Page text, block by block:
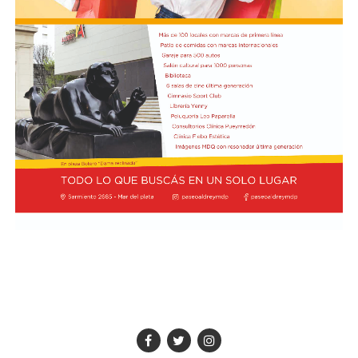
2004 durante el Congreso Agustiniano de Teología, y
desde entonces, el estadounidense ha regresado al país
en marzo de 2013.
"Varias veces tuve ocasión de conocerle y hablar con él",
recordó Prevost sobre Bergoglio. Ahora, como Papa,
regresará a la Argentina con San Lorenzo a la
expectativa de una decisión del Vaticano que podría
quedar grabada en la historia del club.
fricción diplomática originada por las declaraciones
de Javier Milei hacia su par brasileño, Lula da Silva. Esta
situación derivó en el retiro del embajador brasileño en
Buenos Aires, Julio Bitelli.
Desde el Palacio del Planalto, el canciller Mauro
Vieira calificó los insultos del mandatario argentino
como "graves e inaceptables". Por su parte, Brasil decidió
reducir su representación en el país al nivel de
encargado de negocios.
Quirno afirmó en conferencia de prensa